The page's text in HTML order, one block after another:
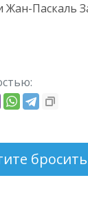
Жан-Паскаль